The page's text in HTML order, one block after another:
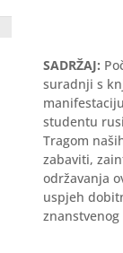
SADRŽAJ:
suradnji s
studentu
Tragom
zabaviti,
održavanja
uspjeh
znanstvenog